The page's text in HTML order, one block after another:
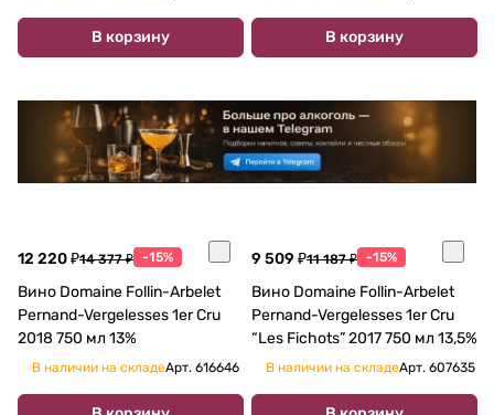
В корзину В корзину
12 220 ₽14 377 ₽ -15%
Вино Domaine Follin-Arbelet
Pernand-Vergelesses 1er Cru
2018 750 мл 13%
В наличии на складеАрт. 616646
9 509 ₽11 187 ₽ -15%
Вино Domaine Follin-Arbelet
Pernand-Vergelesses 1er Cru
“Les Fichots” 2017 750 мл 13,5%
В наличии на складеАрт. 607635